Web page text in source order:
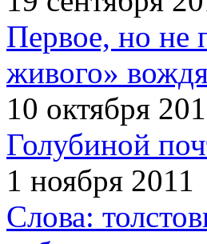
Первое, но не
живого»
10 октября
Голубиной
1 ноября 2011
Слова: